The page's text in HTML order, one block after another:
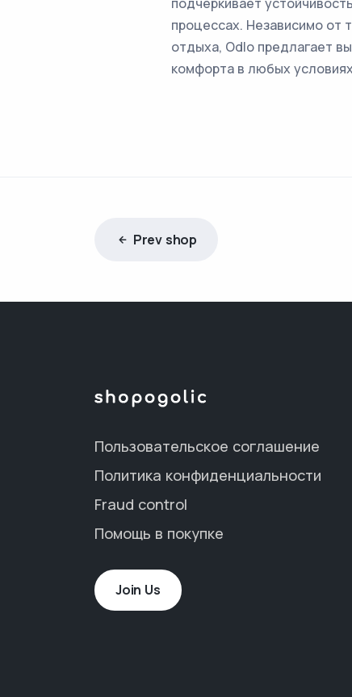
процессах. Независимо от
отдыха, Odlo предлагает
комфорта в любых
Prev shop
Пользовательское соглашение
Политика конфиденциальности
Fraud control
Помощь в покупке
Join Us